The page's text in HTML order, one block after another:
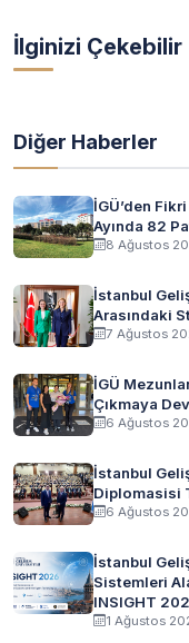
İlginizi Çekebilir
Diğer Haberler
İGÜ’den
Ayında 82
8 Ağustos
İstanbul
Arasındaki
7 Ağustos
İGÜ
Çıkmaya
6 Ağustos
İstanbul
Diplomasisi
6 Ağustos
İstanbul
Sistemleri
INSIGHT
1 Ağustos